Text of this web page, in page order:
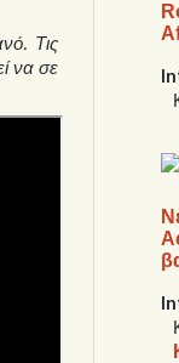
Τις
να σε